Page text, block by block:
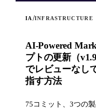
IA /INFRASTRUCTURE
AI-Powered
プトの更新（
でレビューなし
指す方法
75コミット、3つの